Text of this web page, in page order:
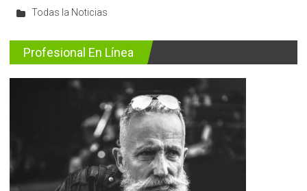
Todas la Noticias
Profesional En Línea